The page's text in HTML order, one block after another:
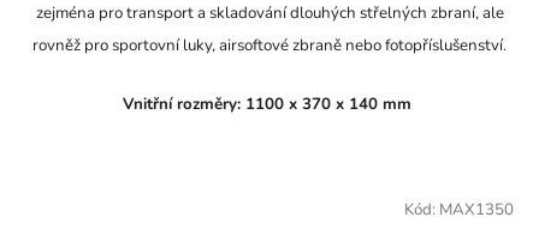
zejména pro transport a skladování dlouhých střelných zbraní, ale
rovněž pro sportovní luky, airsoftové zbraně nebo fotopříslušenství.
Vnitřní rozměry: 1100 x 370 x 140 mm
Kód: MAX1350